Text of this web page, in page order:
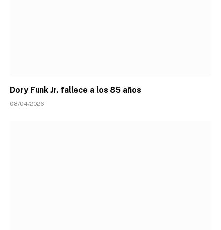
Dory Funk Jr. fallece a los 85 años
08/04/2026